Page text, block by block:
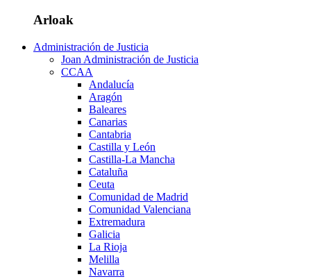
Arloak
Administración de Justicia
Joan Administración de Justicia
CCAA
Andalucía
Aragón
Baleares
Canarias
Cantabria
Castilla y León
Castilla-La Mancha
Cataluña
Ceuta
Comunidad de Madrid
Comunidad Valenciana
Extremadura
Galicia
La Rioja
Melilla
Navarra